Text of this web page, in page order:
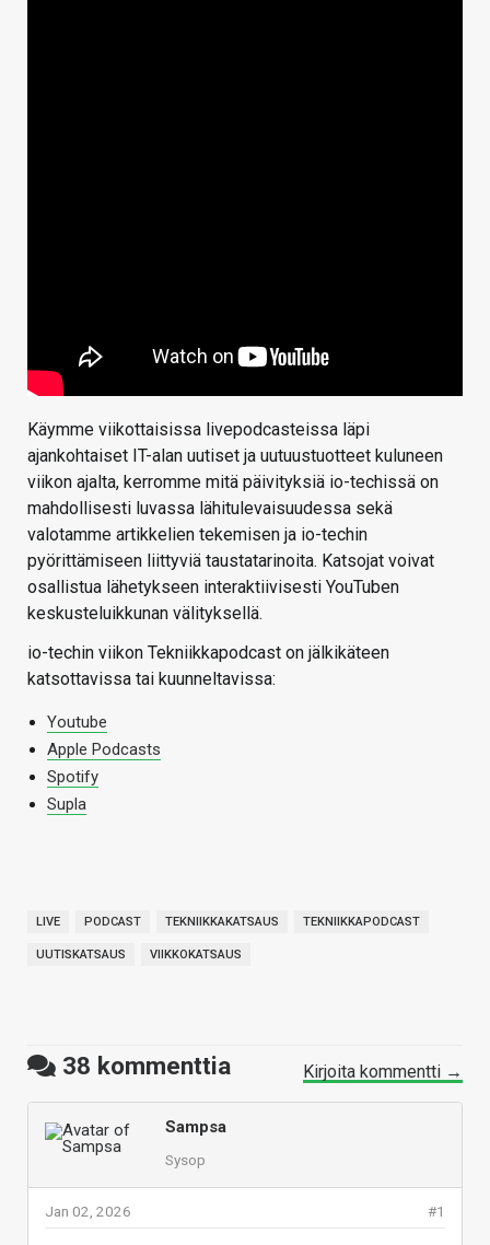
Käymme viikottaisissa livepodcasteissa läpi
ajankohtaiset IT-alan uutiset ja uutuustuotteet kuluneen
viikon ajalta, kerromme mitä päivityksiä io-techissä on
mahdollisesti luvassa lähitulevaisuudessa sekä
valotamme artikkelien tekemisen ja io-techin
pyörittämiseen liittyviä taustatarinoita. Katsojat voivat
osallistua lähetykseen interaktiivisesti YouTuben
keskusteluikkunan välityksellä.
io-techin viikon Tekniikkapodcast on jälkikäteen
katsottavissa tai kuunneltavissa:
Youtube
Apple Podcasts
Spotify
Supla
LIVE PODCAST TEKNIIKKAKATSAUS TEKNIIKKAPODCAST
UUTISKATSAUS VIIKKOKATSAUS
38 kommenttia Kirjoita kommentti →
Sampsa
Sysop
#1
Jan 02, 2026